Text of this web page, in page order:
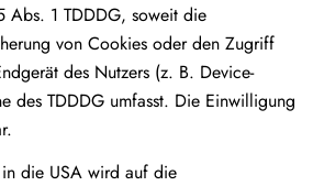
1 TDDDG, soweit die
von Cookies oder den Zugriff
des Nutzers (z. B. Device-
des TDDDG umfasst. Die Einwilligung
die USA wird auf die